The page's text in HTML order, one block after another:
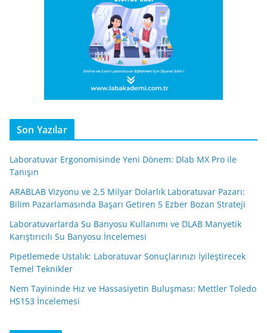
Son Yazılar
Laboratuvar Ergonomisinde Yeni Dönem: Dlab MX Pro ile
Tanışın
ARABLAB Vizyonu ve 2,5 Milyar Dolarlık Laboratuvar Pazarı:
Bilim Pazarlamasında Başarı Getiren 5 Ezber Bozan Strateji
Laboratuvarlarda Su Banyosu Kullanımı ve DLAB Manyetik
Karıştırıcılı Su Banyosu İncelemesi
Pipetlemede Ustalık: Laboratuvar Sonuçlarınızı İyileştirecek
Temel Teknikler
Nem Tayininde Hız ve Hassasiyetin Buluşması: Mettler Toledo
HS153 İncelemesi